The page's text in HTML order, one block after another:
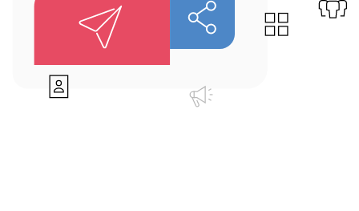
Offre Enterprise
eXo Hubs
Centre de ressources
Contactez-nous